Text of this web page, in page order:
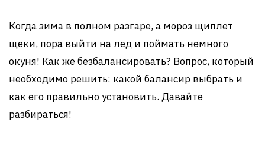
Когда зима в полном разгаре, а мороз щиплет
щеки, пора выйти на лед и поймать немного
окуня! Как же безбалансировать? Вопрос, который
необходимо решить: какой балансир выбрать и
как его правильно установить. Давайте
разбираться!